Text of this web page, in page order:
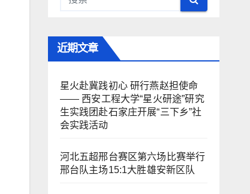
近期文章
星火赴冀践初心 研行燕赵担使命
—— 西安工程大学“星火研途”研究
生实践团赴石家庄开展“三下乡”社
会实践活动
河北五超邢台赛区第六场比赛举行
邢台队主场15:1大胜雄安新区队